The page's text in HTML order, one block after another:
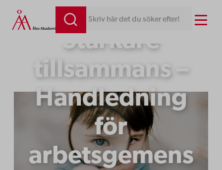
Hoppa
till
Skriv här det du söker efter! Menu
Starkare
tillsammans –
Handledning
för
arbetsgemens